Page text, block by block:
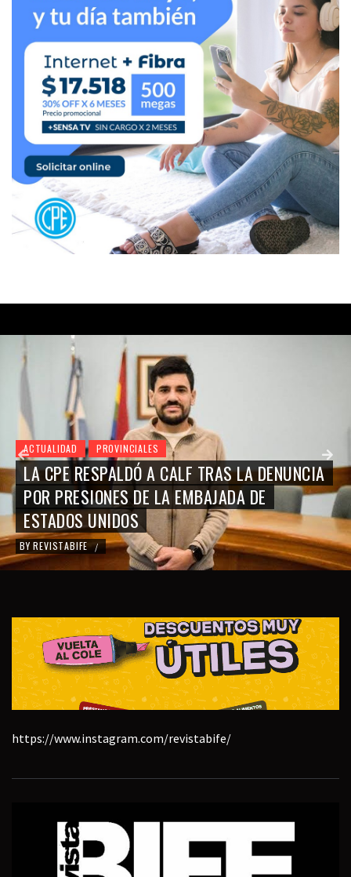
ACTUALIDAD PROVINCIALES
LA CPE RESPALDÓ A CALF TRAS LA DENUNCIA
POR PRESIONES DE LA EMBAJADA DE
ESTADOS UNIDOS
BY REVISTABIFE /
https://www.instagram.com/revistabife/